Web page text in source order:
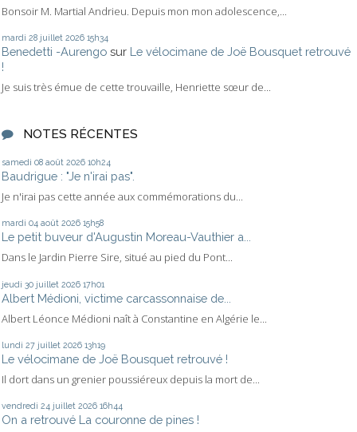
Bonsoir M. Martial Andrieu. Depuis mon mon adolescence,...
mardi 28 juillet 2026 15h34
Benedetti -Aurengo sur Le vélocimane de Joë Bousquet retrouvé
!
Je suis très émue de cette trouvaille, Henriette sœur de...
NOTES RÉCENTES
samedi 08 août 2026 10h24
Baudrigue : "Je n'irai pas".
Je n'irai pas cette année aux commémorations du...
mardi 04 août 2026 15h58
Le petit buveur d'Augustin Moreau-Vauthier a...
Dans le Jardin Pierre Sire, situé au pied du Pont...
jeudi 30 juillet 2026 17h01
Albert Médioni, victime carcassonnaise de...
Albert Léonce Médioni naît à Constantine en Algérie le...
lundi 27 juillet 2026 13h19
Le vélocimane de Joë Bousquet retrouvé !
Il dort dans un grenier poussiéreux depuis la mort de...
vendredi 24 juillet 2026 16h44
On a retrouvé La couronne de pines !